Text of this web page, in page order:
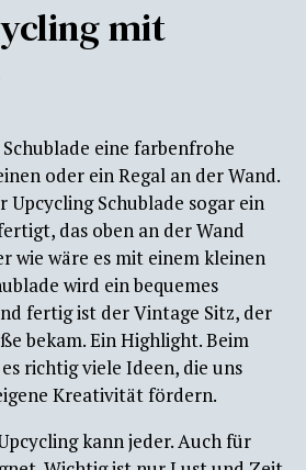
mit
eine farbenfrohe
oder ein Regal an der Wand.
Upcycling Schublade sogar ein
das oben an der Wand
wie wäre es mit einem kleinen
wird ein bequemes
fertig ist der Vintage Sitz, der
bekam. Ein Highlight. Beim
richtig viele Ideen, die uns
Kreativität fördern.
kann jeder. Auch für